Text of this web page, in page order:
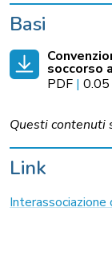
Basi
soccorso
PDF |
Questi contenuti
Link